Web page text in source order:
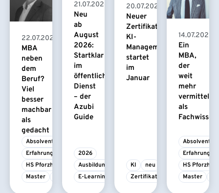
22.07.2026
MBA
neben
dem
Beruf?
Viel
besser
machbar
als
gedacht
Absolvent/-in
Erfahrungsbericht
HS Pforzheim
Master
21.07.2026
Neu
ab
August
2026:
Startklar
im
öffentlichen
Dienst
– der
Azubi
Guide
2026
Ausbildung
E-Learning
20.07.2026
Neuer
Zertifikatskurs
KI-
Management
startet
im
Januar
KI
neu
Zertifikatskurs
14.07.2026
Ein
MBA,
der
weit
mehr
vermittelt
als
Fachwissen
Absolvent/-
HS
Master